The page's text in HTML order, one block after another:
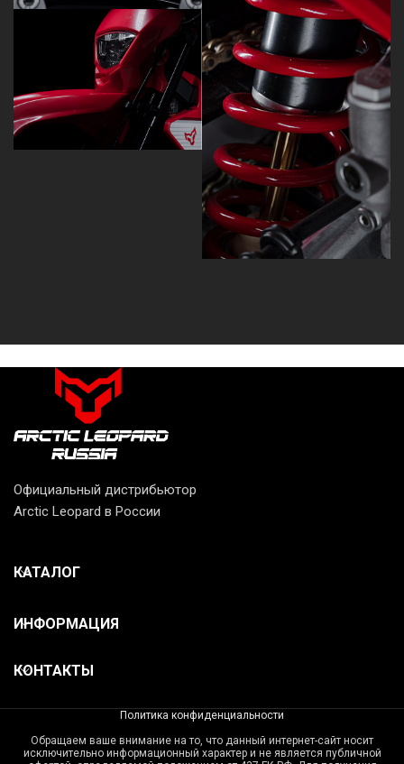
Официальный дистрибьютор
Arctic Leopard в России
КАТАЛОГ
ИНФОРМАЦИЯ
КОНТАКТЫ
Политика конфиденциальности
Обращаем ваше внимание на то, что данный интернет-сайт носит
исключительно информационный характер и не является публичной